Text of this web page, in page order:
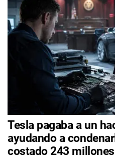
Tesla pagaba a un
ayudando a
costado 243 millones